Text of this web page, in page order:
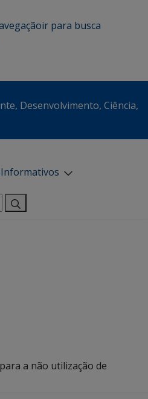
ir para busca
Desenvolvimento, Ciência,
Informativos
a não utilização de